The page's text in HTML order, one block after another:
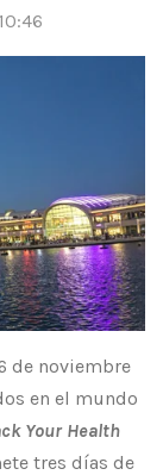
de noviembre
en el mundo
Your Health
tres días de